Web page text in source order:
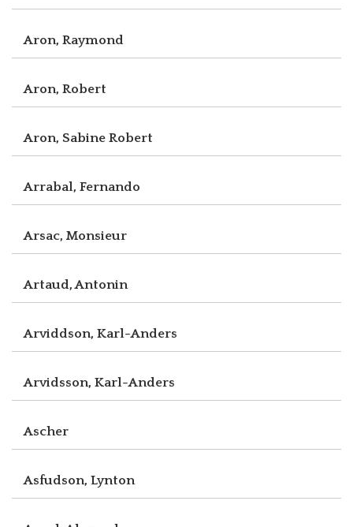
Aron, Raymond
Aron, Robert
Aron, Sabine Robert
Arrabal, Fernando
Arsac, Monsieur
Artaud, Antonin
Arviddson, Karl-Anders
Arvidsson, Karl-Anders
Ascher
Asfudson, Lynton